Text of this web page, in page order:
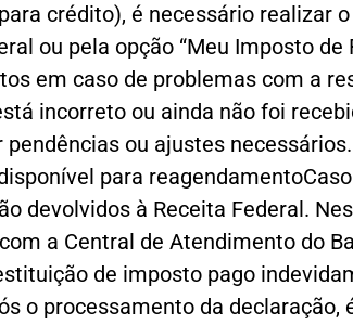
crédito), é necessário realizar
ou pela opção “Meu Imposto de
em caso de problemas com a
incorreto ou ainda não foi
pendências ou ajustes
para
devolvidos à Receita Federal.
a Central de Atendimento do
de imposto pago
o processamento da